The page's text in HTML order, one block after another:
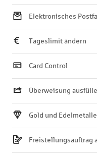
Elektronisches
Tageslimit ändern
Card Control
Überweisung
Gold und
Freistellungsauftrag